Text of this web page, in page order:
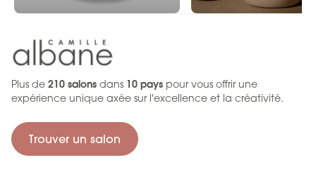
Plus de 210 salons dans 10 pays pour vous offrir une
expérience unique axée sur l'excellence et la créativité.
Trouver un salon